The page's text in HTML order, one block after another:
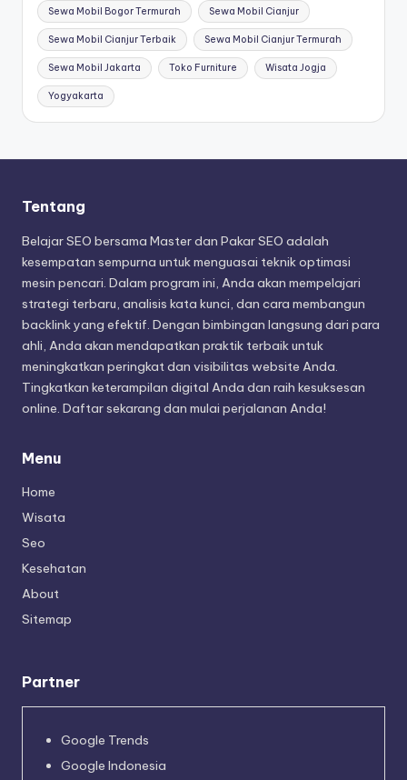
Sewa Mobil Bogor Termurah Sewa Mobil Cianjur
Sewa Mobil Cianjur Terbaik Sewa Mobil Cianjur Termurah
Sewa Mobil Jakarta Toko Furniture Wisata Jogja
Yogyakarta
Tentang
Belajar SEO bersama Master dan Pakar SEO adalah
kesempatan sempurna untuk menguasai teknik optimasi
mesin pencari. Dalam program ini, Anda akan mempelajari
strategi terbaru, analisis kata kunci, dan cara membangun
backlink yang efektif. Dengan bimbingan langsung dari para
ahli, Anda akan mendapatkan praktik terbaik untuk
meningkatkan peringkat dan visibilitas website Anda.
Tingkatkan keterampilan digital Anda dan raih kesuksesan
online. Daftar sekarang dan mulai perjalanan Anda!
Menu
Home
Wisata
Seo
Kesehatan
About
Sitemap
Partner
Google Trends
Google Indonesia